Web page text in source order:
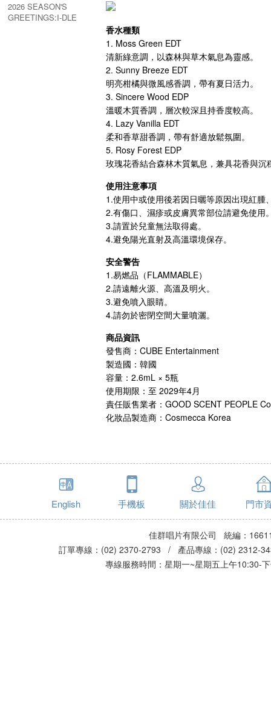
2026 SEASON'S
GREETINGS:I-DLE
香水種類
1. Moss Green EDT
清新綠意調，以森林與草木氣息為靈感。
2. Sunny Breeze EDT
明亮柑橘與微風感香調，帶有夏日活力。
3. Sincere Wood EDP
溫暖木質香調，層次較深且持香度較高。
4. Lazy Vanilla EDT
柔和香草甜香調，帶有舒適放鬆氛圍。
5. Rosy Forest EDP
玫瑰花香結合森林木質氣息，兼具花香與沉
使用注意事項
1.使用中或使用後若因日曬等原因出現紅
2.有傷口、濕疹或皮膚異常部位請避免使用
3.請置於兒童無法取得處。
4.避免陽光直射及高溫環境保存。
安全警告
1.易燃品（FLAMMABLE）
2.請遠離火源、高溫及明火。
3.避免噴入眼睛。
4.請勿於密閉空間大量噴灑。
商品資訊
發售商：CUBE Entertainment
製造國：韓國
容量：2.6mL × 5瓶
使用期限：至 2029年4月
責任販售業者：GOOD SCENT PEOPLE
化妝品製造商：Cosmecca Korea
English 手機板 關於佳佳 門市
佳群唱片有限公司 統編：
訂單專線：(02) 2370-2793 / 產品專線：(02)
專線服務時間：星期一~星期五上午10:30-